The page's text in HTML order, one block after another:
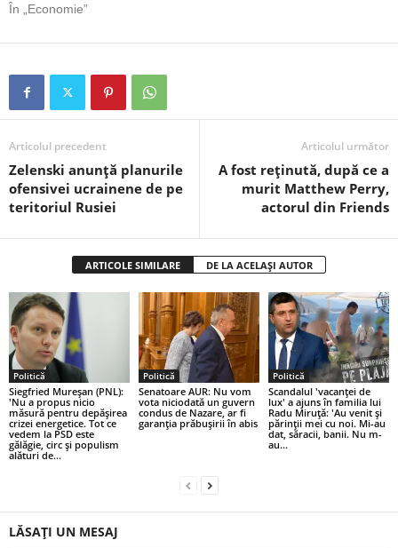
În „Economie”
Articolul precedent
Zelenski anunță planurile
ofensivei ucrainene de pe
teritoriul Rusiei
Articolul următor
A fost reținută, după ce a
murit Matthew Perry,
actorul din Friends
ARTICOLE SIMILARE DE LA ACELAȘI AUTOR
Politică
Siegfried Mureșan (PNL):
'Nu a propus nicio
măsură pentru depăşirea
crizei energetice. Tot ce
vedem la PSD este
gălăgie, circ şi populism
alături de...
Politică
Senatoare AUR: Nu vom
vota niciodată un guvern
condus de Nazare, ar fi
garanția prăbușirii în abis
Politică
Scandalul 'vacanței de
lux' a ajuns în familia lui
Radu Miruță: 'Au venit și
părinții mei cu noi. Mi-au
dat, săracii, banii. Nu m-
au...
LĂSAȚI UN MESAJ